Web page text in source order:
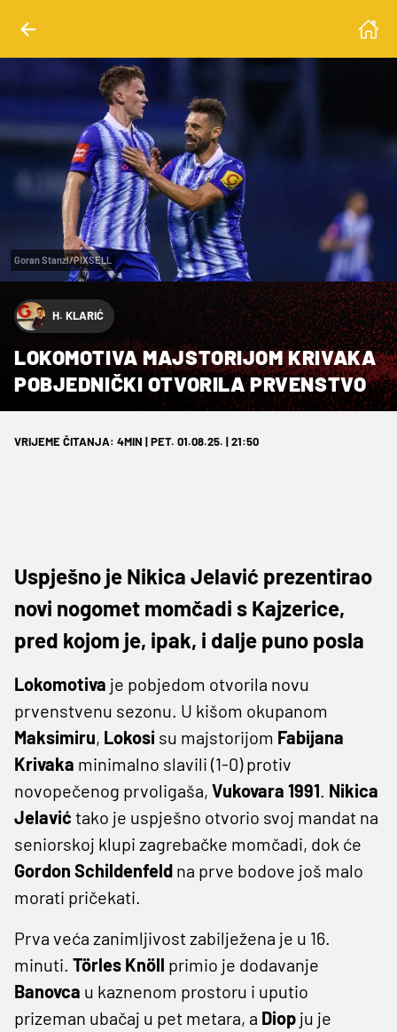
Goran Stanzl/PIXSELL
H. KLARIĆ
LOKOMOTIVA MAJSTORIJOM KRIVAKA
POBJEDNIČKI OTVORILA PRVENSTVO
VRIJEME ČITANJA: 4MIN | PET. 01.08.25. | 21:50
Uspješno je Nikica Jelavić prezentirao
novi nogomet momčadi s Kajzerice,
pred kojom je, ipak, i dalje puno posla
Lokomotiva je pobjedom otvorila novu
prvenstvenu sezonu. U kišom okupanom
Maksimiru, Lokosi su majstorijom Fabijana
Krivaka minimalno slavili (1-0) protiv
novopečenog prvoligaša, Vukovara 1991. Nikica
Jelavić tako je uspješno otvorio svoj mandat na
seniorskoj klupi zagrebačke momčadi, dok će
Gordon Schildenfeld na prve bodove još malo
morati pričekati.
Prva veća zanimljivost zabilježena je u 16.
minuti. Törles Knöll primio je dodavanje
Banovca u kaznenom prostoru i uputio
prizeman ubačaj u pet metara, a Diop ju je